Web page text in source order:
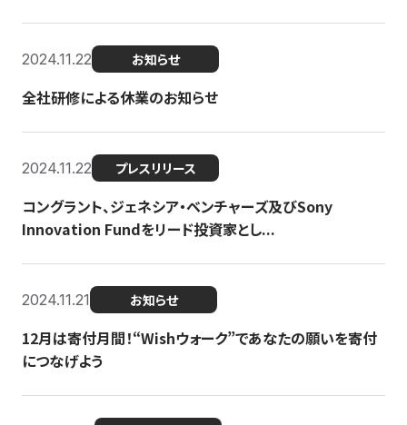
2024.11.22 お知らせ
全社研修による休業のお知らせ
2024.11.22 プレスリリース
コングラント、ジェネシア・ベンチャーズ及びSony
Innovation Fundをリード投資家とし...
2024.11.21 お知らせ
12月は寄付月間！“Wishウォーク”であなたの願いを寄付
につなげよう